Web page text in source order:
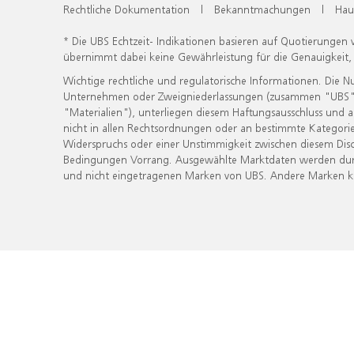
Rechtliche Dokumentation | Bekanntmachungen |
* Die UBS Echtzeit- Indikationen basieren auf
übernimmt dabei keine Gewährleistung für die
Wichtige rechtliche und regulatorische Informationen. Die
Unternehmen oder Zweigniederlassungen (zusammen
"Materialien"), unterliegen diesem Haftungsausschluss
nicht in allen Rechtsordnungen oder an bestimmte
Widerspruchs oder einer Unstimmigkeit zwischen diesem
Bedingungen Vorrang. Ausgewählte Marktdaten werden
und nicht eingetragenen Marken von UBS. Andere Marken